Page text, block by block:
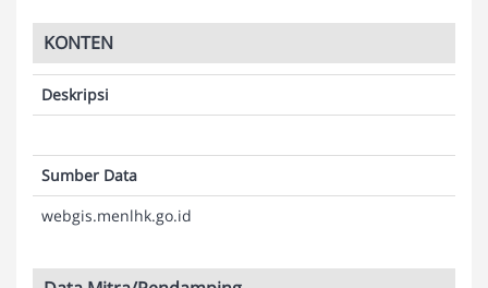
KONTEN
Deskripsi
Sumber Data
webgis.menlhk.go.id